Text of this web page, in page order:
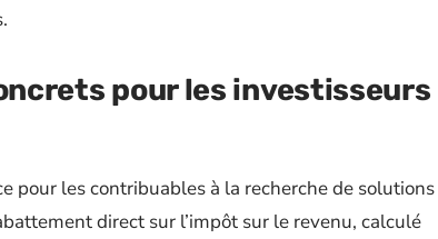
pour les investisseurs
pour les contribuables à la recherche de solutions
direct sur l’impôt sur le revenu, calculé